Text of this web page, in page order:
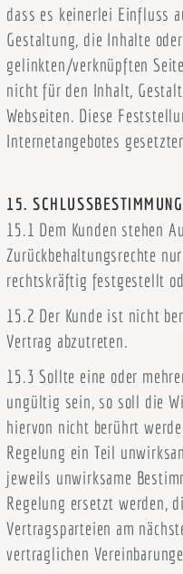
dass es keinerlei Einfluss
Gestaltung, die Inhalte
gelinkten/verknüpften
nicht für den Inhalt,
Webseiten. Diese
Internetangebotes
15.
15.1 Dem Kunden stehen
Zurückbehaltungsrechte
rechtskräftig festgestellt
15.2 Der Kunde ist nicht
Vertrag abzutreten.
15.3 Sollte eine oder
ungültig sein, so soll die
hiervon nicht berührt
Regelung ein Teil
jeweils unwirksame
Regelung ersetzt werden,
Vertragsparteien am
vertraglichen